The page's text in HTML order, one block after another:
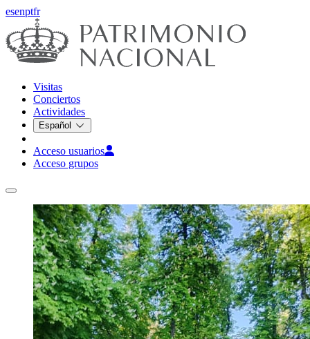
esenptfr
Visitas
Conciertos
Actividades
Español
Acceso usuarios
Acceso grupos